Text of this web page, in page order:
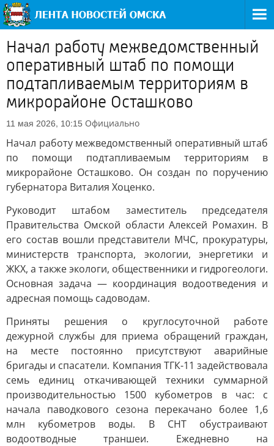
Начал работу межведомственный
оперативный штаб по помощи
подтапливаемым территориям в
микрорайоне Осташково
11 мая 2026, 10:15 Официально
Начал работу межведомственный оперативный штаб
по помощи подтапливаемым территориям в
микрорайоне Осташково. Он создан по поручению
губернатора Виталия Хоценко.
Руководит штабом заместитель председателя
Правительства Омской области Алексей Ромахин. В
его состав вошли представители МЧС, прокуратуры,
министерств транспорта, экологии, энергетики и
ЖКХ, а также экологи, общественники и гидрогеологи.
Основная задача — координация водоотведения и
адресная помощь садоводам.
Приняты решения о круглосуточной работе
дежурной службы для приема обращений граждан,
на месте постоянно присутствуют аварийные
бригады и спасатели. Компания ТГК-11 задействовала
семь единиц откачивающей техники суммарной
производительностью 1500 кубометров в час: с
начала паводкового сезона перекачано более 1,6
млн кубометров воды. В СНТ обустраивают
водоотводные траншеи. Ежедневно на